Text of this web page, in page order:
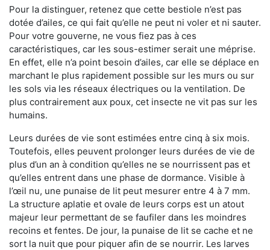
Pour la distinguer, retenez que cette bestiole n’est pas
dotée d’ailes, ce qui fait qu’elle ne peut ni voler et ni sauter.
Pour votre gouverne, ne vous fiez pas à ces
caractéristiques, car les sous-estimer serait une méprise.
En effet, elle n’a point besoin d’ailes, car elle se déplace en
marchant le plus rapidement possible sur les murs ou sur
les sols via les réseaux électriques ou la ventilation. De
plus contrairement aux poux, cet insecte ne vit pas sur les
humains.
Leurs durées de vie sont estimées entre cinq à six mois.
Toutefois, elles peuvent prolonger leurs durées de vie de
plus d’un an à condition qu’elles ne se nourrissent pas et
qu’elles entrent dans une phase de dormance. Visible à
l’œil nu, une punaise de lit peut mesurer entre 4 à 7 mm.
La structure aplatie et ovale de leurs corps est un atout
majeur leur permettant de se faufiler dans les moindres
recoins et fentes. De jour, la punaise de lit se cache et ne
sort la nuit que pour piquer afin de se nourrir. Les larves